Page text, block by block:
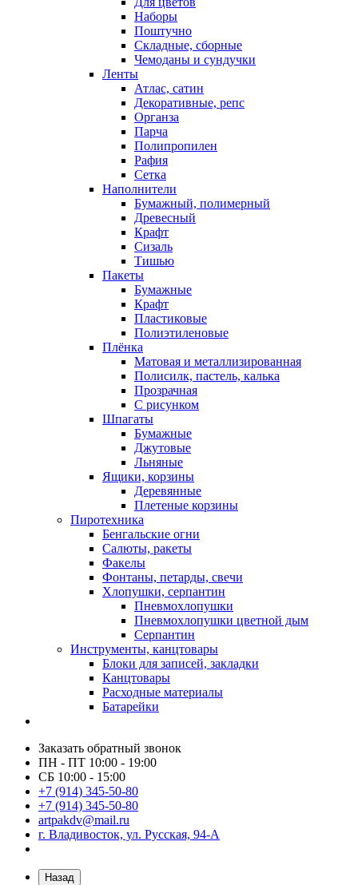
Наборы
Поштучно
Складные, сборные
Чемоданы и сундучки
Ленты
Атлас, сатин
Декоративные, репс
Органза
Парча
Полипропилен
Рафия
Сетка
Наполнители
Бумажный, полимерный
Древесный
Крафт
Сизаль
Тишью
Пакеты
Бумажные
Крафт
Пластиковые
Полиэтиленовые
Плёнка
Матовая и металлизированная
Полисилк, пастель, калька
Прозрачная
С рисунком
Шпагаты
Бумажные
Джутовые
Льняные
Ящики, корзины
Деревянные
Плетеные корзины
Пиротехника
Бенгальские огни
Салюты, ракеты
Факелы
Фонтаны, петарды, свечи
Хлопушки, серпантин
Пневмохлопушки
Пневмохлопушки цветной дым
Серпантин
Инструменты, канцтовары
Блоки для записей, закладки
Канцтовары
Расходные материалы
Батарейки
Заказать обратный звонок
ПН - ПТ 10:00 - 19:00
СБ 10:00 - 15:00
+7 (914) 345-50-80
+7 (914) 345-50-80
artpakdv@mail.ru
г. Владивосток, ул. Русская, 94-А
Назад